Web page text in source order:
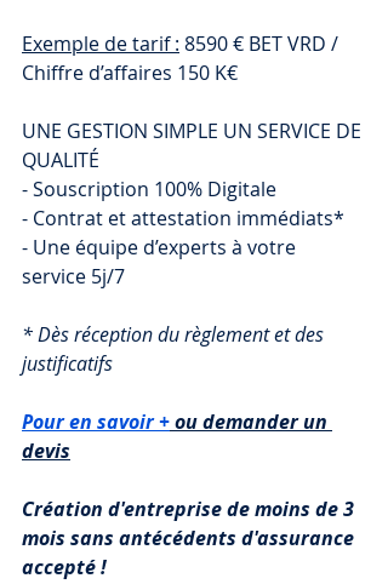
Exemple de tarif : 8590 € BET VRD /
Chiffre d’affaires 150 K€
UNE GESTION SIMPLE UN SERVICE DE
QUALITÉ
- Souscription 100% Digitale
- Contrat et attestation immédiats*
- Une équipe d’experts à votre
service 5j/7
* Dès réception du règlement et des
justificatifs
Pour en savoir + ou demander un
devis
Création d'entreprise de moins de 3
mois sans antécédents d'assurance
accepté !